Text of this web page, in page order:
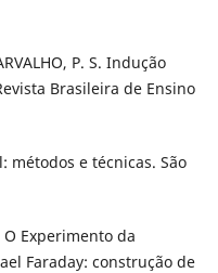
P. S. Indução
Brasileira de Ensino
métodos e técnicas. São
O Experimento da
Faraday: construção de